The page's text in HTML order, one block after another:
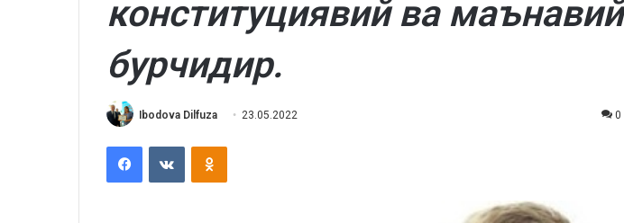
конституциявий ва маънавий
бурчидир.
Ibodova Dilfuza 23.05.2022 0
FacebookVKontakteOdnoklassniki